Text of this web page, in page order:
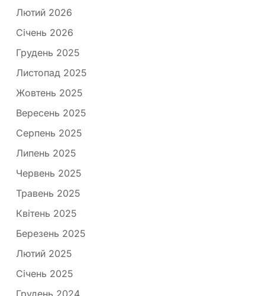
Лютий 2026
Січень 2026
Грудень 2025
Листопад 2025
Жовтень 2025
Вересень 2025
Серпень 2025
Липень 2025
Червень 2025
Травень 2025
Квітень 2025
Березень 2025
Лютий 2025
Січень 2025